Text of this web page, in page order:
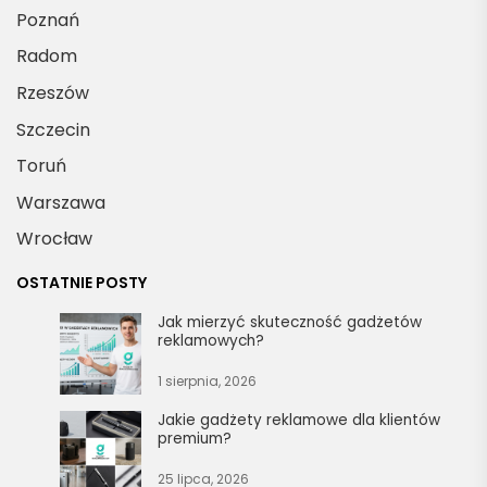
Poznań
Radom
Rzeszów
Szczecin
Toruń
Warszawa
Wrocław
OSTATNIE POSTY
Jak mierzyć skuteczność gadżetów
reklamowych?
1 sierpnia, 2026
Jakie gadżety reklamowe dla klientów
premium?
25 lipca, 2026